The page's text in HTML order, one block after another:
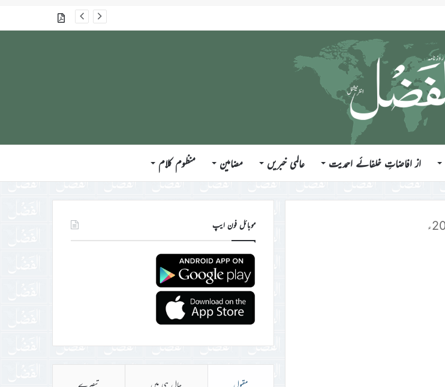
گذشتہ شمارے
از افاضاتِ خلفائے احمدیت عالمی خبریں مضامین منظوم کلام
موبائل فون ایپ
مقبول حال ہی میں تبصرے